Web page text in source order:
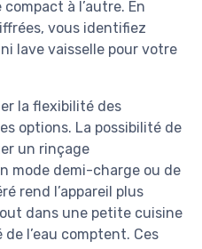
à l’autre. En
vous identifiez
lave vaisselle pour votre
la flexibilité des
options. La possibilité de
un rinçage
mode demi-charge ou de
rend l’appareil plus
dans une petite cuisine
l’eau comptent. Ces